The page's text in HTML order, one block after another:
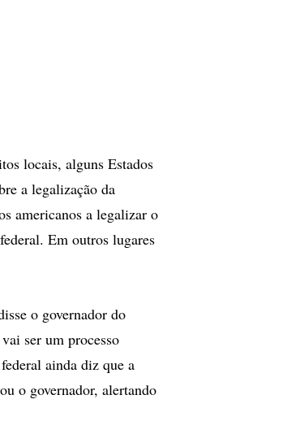
locais, alguns Estados
a legalização da
americanos a legalizar o
Em outros lugares
o governador do
ser um processo
ainda diz que a
o governador, alertando